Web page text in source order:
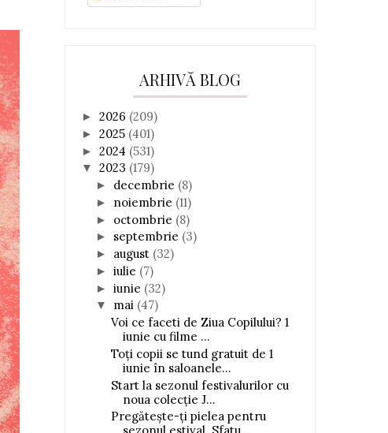
ARHIVĂ BLOG
► 2026 (209)
► 2025 (401)
► 2024 (531)
▼ 2023 (179)
► decembrie (8)
► noiembrie (11)
► octombrie (8)
► septembrie (3)
► august (32)
► iulie (7)
► iunie (32)
▼ mai (47)
Voi ce faceti de Ziua Copilului? 1
iunie cu filme ...
Toți copii se tund gratuit de 1
iunie în saloanele...
Start la sezonul festivalurilor cu
noua colecție J...
Pregătește-ți pielea pentru